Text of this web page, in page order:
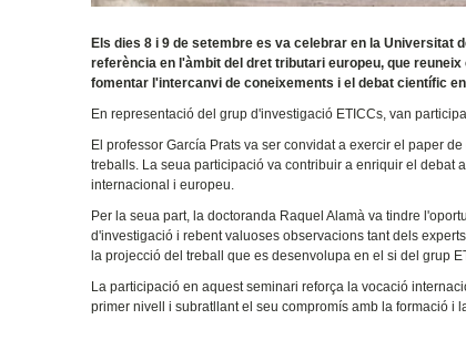
Els dies 8 i 9 de setembre es va celebrar en la Universitat
referència en l'àmbit del dret tributari europeu, que
fomentar l'intercanvi de coneixements i el debat científic
En representació del grup d'investigació ETICCs, van
El professor García Prats va ser convidat a exercir el paper
treballs. La seua participació va contribuir a enriquir el debat
internacional i europeu.
Per la seua part, la doctoranda Raquel Alamà va tindre
d'investigació i rebent valuoses observacions tant dels
la projecció del treball que es desenvolupa en el si del grup
La participació en aquest seminari reforça la vocació
primer nivell i subratllant el seu compromís amb la formació i